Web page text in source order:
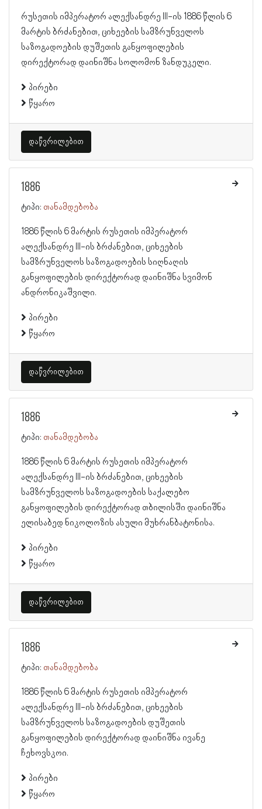
რუსეთის იმპერატორ ალექსანდრე III-ის 1886 წლის 6
მარტის ბრძანებით, ციხეების სამზრუნველოს
საზოგადოების დუშეთის განყოფილების
დირექტორად დაინიშნა სოლომონ ზანდუკელი.
პირები
წყარო
დაწვრილებით
1886
ტიპი: თანამდებობა
1886 წლის 6 მარტის რუსეთის იმპერატორ
ალექსანდრე III-ის ბრძანებით, ციხეების
სამზრუნველოს საზოგადოების სიღნაღის
განყოფილების დირექტორად დაინიშნა სვიმონ
ანდრონიკაშვილი.
პირები
წყარო
დაწვრილებით
1886
ტიპი: თანამდებობა
1886 წლის 6 მარტის რუსეთის იმპერატორ
ალექსანდრე III-ის ბრძანებით, ციხეების
სამზრუნველოს საზოგადოების საქალებო
განყოფილების დირექტორად თბილისში დაინიშნა
ელისაბედ ნიკოლოზის ასული მუხრანბატონისა.
პირები
წყარო
დაწვრილებით
1886
ტიპი: თანამდებობა
1886 წლის 6 მარტის რუსეთის იმპერატორ
ალექსანდრე III-ის ბრძანებით, ციხეების
სამზრუნველოს საზოგადოების დუშეთის
განყოფილების დირექტორად დაინიშნა ივანე
ჩეხოვსკოი.
პირები
წყარო